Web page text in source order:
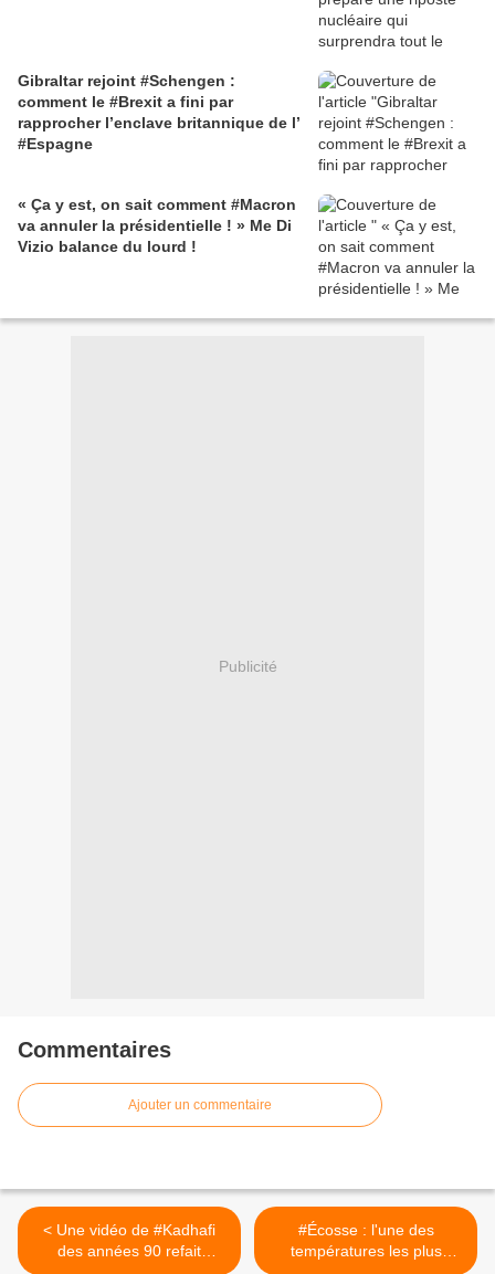
Gibraltar rejoint #Schengen :
comment le #Brexit a fini par
rapprocher l’enclave britannique de l’
#Espagne
« Ça y est, on sait comment #Macron
va annuler la présidentielle ! » Me Di
Vizio balance du lourd !
Publicité
Commentaires
Ajouter un commentaire
< Une vidéo de #Kadhafi
des années 90 refait
#Écosse : l'une des
températures les plus